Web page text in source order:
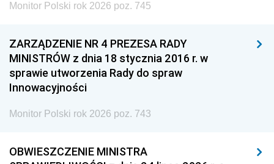
Monitor Polski rok 2026 poz. 745
ZARZĄDZENIE NR 4 PREZESA RADY
MINISTRÓW z dnia 18 stycznia 2016 r. w
sprawie utworzenia Rady do spraw
Innowacyjności
Monitor Polski rok 2026 poz. 743
OBWIESZCZENIE MINISTRA